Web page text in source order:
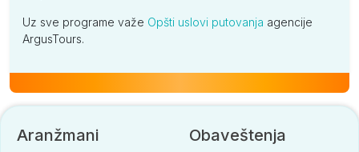
Uz sve programe važe Opšti uslovi putovanja agencije
ArgusTours.
Aranžmani Obaveštenja